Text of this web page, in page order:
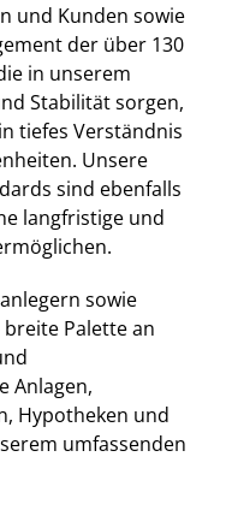
und Kunden sowie
der über 130
in unserem
Stabilität sorgen,
tiefes Verständnis
Unsere
sind ebenfalls
langfristige und
sowie
Palette an
Anlagen,
Hypotheken und
umfassenden